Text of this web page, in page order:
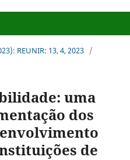
REUNIR: 13, 4, 2023 /
uma
dos
de